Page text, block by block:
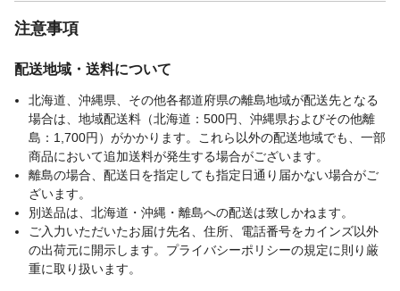
注意事項
配送地域・送料について
北海道、沖縄県、その他各都道府県の離島地域が配送先となる
場合は、地域配送料（北海道：500円、沖縄県およびその他離
島：1,700円）がかかります。これら以外の配送地域でも、一部
商品において追加送料が発生する場合がございます。
離島の場合、配送日を指定しても指定日通り届かない場合がご
ざいます。
別送品は、北海道・沖縄・離島への配送は致しかねます。
ご入力いただいたお届け先名、住所、電話番号をカインズ以外
の出荷元に開示します。プライバシーポリシーの規定に則り厳
重に取り扱います。